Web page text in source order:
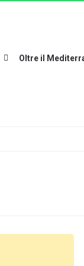
Oltre il